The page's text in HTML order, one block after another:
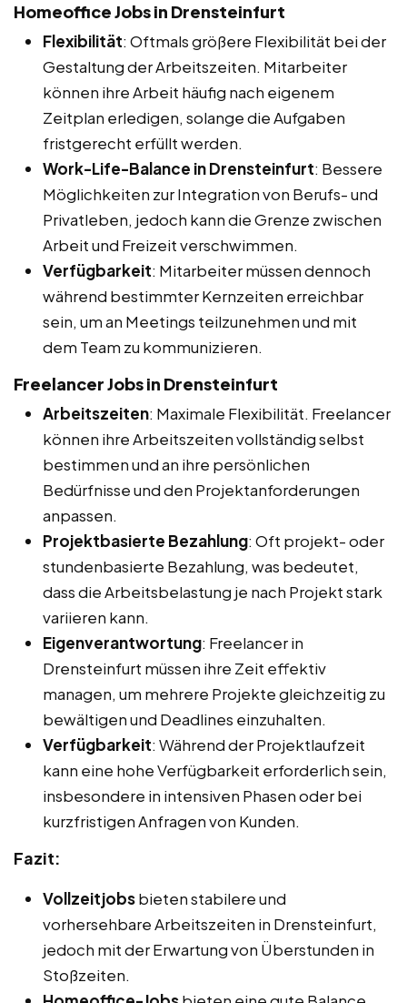
Homeoffice Jobs in Drensteinfurt
Flexibilität: Oftmals größere Flexibilität bei der
Gestaltung der Arbeitszeiten. Mitarbeiter
können ihre Arbeit häufig nach eigenem
Zeitplan erledigen, solange die Aufgaben
fristgerecht erfüllt werden.
Work-Life-Balance in Drensteinfurt: Bessere
Möglichkeiten zur Integration von Berufs- und
Privatleben, jedoch kann die Grenze zwischen
Arbeit und Freizeit verschwimmen.
Verfügbarkeit: Mitarbeiter müssen dennoch
während bestimmter Kernzeiten erreichbar
sein, um an Meetings teilzunehmen und mit
dem Team zu kommunizieren.
Freelancer Jobs in Drensteinfurt
Arbeitszeiten: Maximale Flexibilität. Freelancer
können ihre Arbeitszeiten vollständig selbst
bestimmen und an ihre persönlichen
Bedürfnisse und den Projektanforderungen
anpassen.
Projektbasierte Bezahlung: Oft projekt- oder
stundenbasierte Bezahlung, was bedeutet,
dass die Arbeitsbelastung je nach Projekt stark
variieren kann.
Eigenverantwortung: Freelancer in
Drensteinfurt müssen ihre Zeit effektiv
managen, um mehrere Projekte gleichzeitig zu
bewältigen und Deadlines einzuhalten.
Verfügbarkeit: Während der Projektlaufzeit
kann eine hohe Verfügbarkeit erforderlich sein,
insbesondere in intensiven Phasen oder bei
kurzfristigen Anfragen von Kunden.
Fazit:
Vollzeitjobsbieten stabilere und
vorhersehbare Arbeitszeiten in Drensteinfurt,
jedoch mit der Erwartung von Überstunden in
Stoßzeiten.